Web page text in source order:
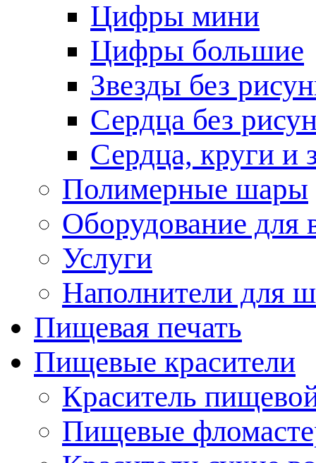
Цифры мини
Цифры большие
Звезды без
Сердца без
Сердца, круги и
Полимерные шары
Оборудование
Услуги
Наполнители для
Пищевая печать
Пищевые красители
Краситель
Пищевые